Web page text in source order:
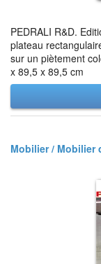
PEDRALI R&D.
plateau
sur un piètement
x 89,5 x 89,5 cm
Mobilier / Mobilier